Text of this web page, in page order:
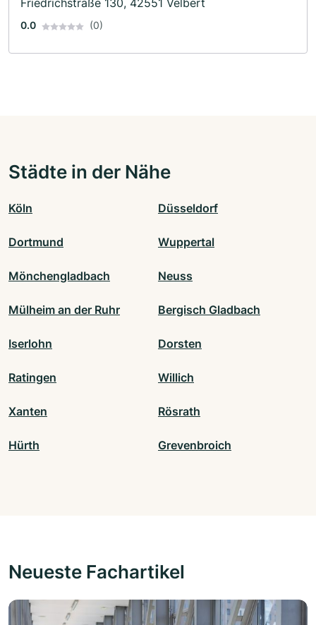
Friedrichstraße 130, 42551 Velbert
0.0 (0)
Städte in der Nähe
Köln Düsseldorf
Dortmund Wuppertal
Mönchengladbach Neuss
Mülheim an der Ruhr Bergisch Gladbach
Iserlohn Dorsten
Ratingen Willich
Xanten Rösrath
Hürth Grevenbroich
Neueste Fachartikel